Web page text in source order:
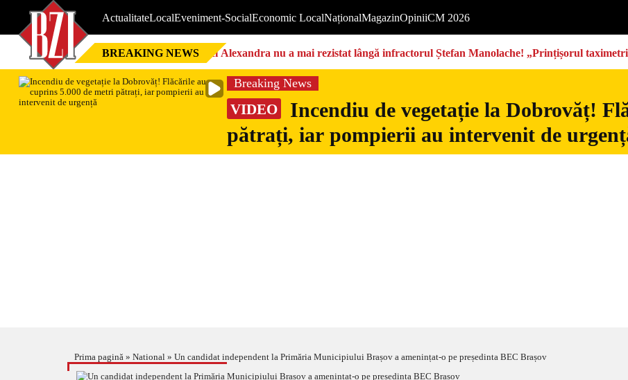
ActualitateLocalEveniment-SocialEconomic LocalNaționalMagazinOpiniiCM 2026
BREAKING NEWS Nici Alexandra nu a mai rezistat lângă infractorul Ștefan Manolache! „Prințișorul
Breaking News
VIDEO
Incendiu de vegetație la Dobrovăț!
pătrați, iar pompierii au intervenit de
Prima pagină » National » Un candidat independent la Primăria Municipiului Brașov a amenințat-o pe președinta BEC Brașov